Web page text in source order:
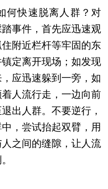
何快速脱离人群？对
事件，首先应迅速观
附近栏杆等牢固的东
定离开现场；如发现
应迅速躲到一旁，如
人流行走，一边向前
出人群。不要逆行，
，尝试抬起双臂，用
之间的缝隙，让人流